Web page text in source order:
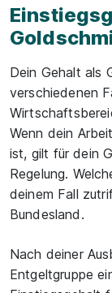
Dein Gehalt als
verschiedenen
Wenn dein
ist, gilt für dein
Regelung.
deinem Fall
Bundesland.
Nach deiner
Entgeltgruppe